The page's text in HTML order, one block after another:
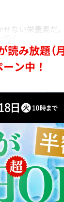
ない栄養素だ
み放題（月
ン中！